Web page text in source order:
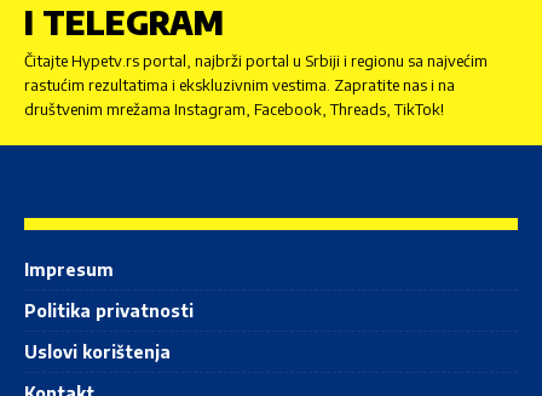
I TELEGRAM
Čitajte Hypetv.rs portal, najbrži portal u Srbiji i regionu sa najvećim
rastućim rezultatima i ekskluzivnim vestima. Zapratite nas i na
društvenim mrežama Instagram, Facebook, Threads, TikTok!
Impresum
Politika privatnosti
Uslovi korištenja